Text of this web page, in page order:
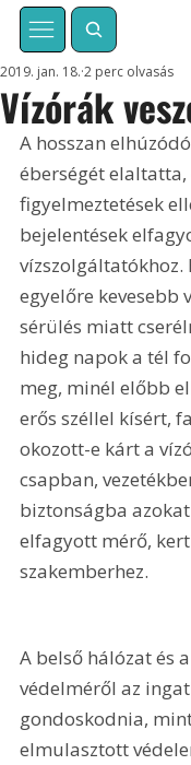
Vízórák
2019. jan. 18. 2 perc olvasás
A hosszan
éberségét
figyelmeztetések
bejelentések
vízszolgáltatókhoz.
egyelőre kevesebb
sérülés miatt
hideg napok a tél
meg, minél előbb
erős széllel kísért,
okozott-e kárt a
csapban,
biztonságba
elfagyott mérő,
szakemberhez.
A belső hálózat és
védelméről az
gondoskodnia,
elmulasztott